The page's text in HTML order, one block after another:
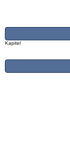
Kapitel